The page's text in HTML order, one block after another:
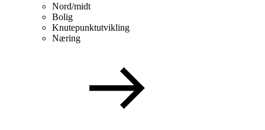
Nord/midt
Bolig
Knutepunktutvikling
Næring